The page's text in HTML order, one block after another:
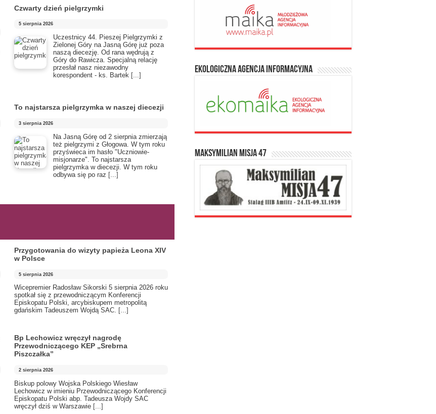
Czwarty dzień pielgrzymki
5 sierpnia 2026
Uczestnicy 44. Pieszej Pielgrzymki z
Zielonej Góry na Jasną Górę już poza
naszą diecezję. Od rana wędrują z
Góry do Rawicza. Specjalną relację
przesłał nasz niezawodny
korespondent - ks. Bartek [...]
To najstarsza pielgrzymka w naszej diecezji
3 sierpnia 2026
​Na Jasną Górę od 2 sierpnia zmierzają
też pielgrzymi z Głogowa. W tym roku
przyświeca im hasło "Uczniowie-
misjonarze". To najstarsza
pielgrzymka w diecezji. W tym roku
odbywa się po raz [...]
Przygotowania do wizyty papieża Leona XIV
w Polsce
5 sierpnia 2026
Wicepremier Radosław Sikorski 5 sierpnia 2026 roku
spotkał się z przewodniczącym Konferencji
Episkopatu Polski, arcybiskupem metropolitą
gdańskim Tadeuszem Wojdą SAC. [...]
Bp Lechowicz wręczył nagrodę
Przewodniczącego KEP „Srebrna
Piszczałka”
2 sierpnia 2026
Biskup polowy Wojska Polskiego Wiesław
Lechowicz w imieniu Przewodniczącego Konferencji
Episkopatu Polski abp. Tadeusza Wojdy SAC
wręczył dziś w Warszawie [...]
Ekologiczna Agencja Informacyjna
Maksymilian Misja 47